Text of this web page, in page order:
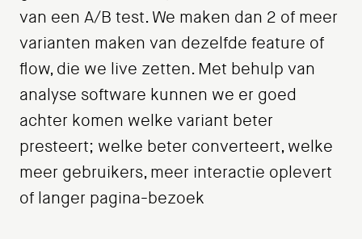
van een A/B test. We maken dan 2 of meer
varianten maken van dezelfde feature of
flow, die we live zetten. Met behulp van
analyse software kunnen we er goed
achter komen welke variant beter
presteert; welke beter converteert, welke
meer gebruikers, meer interactie oplevert
of langer pagina-bezoek